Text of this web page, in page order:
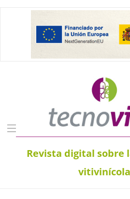
Revista digital sobre
vitivinícola